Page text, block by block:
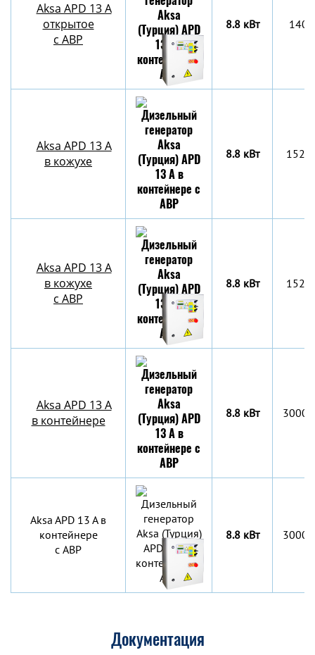
Aksa APD 13 A
открытое
с АВР
8.8 кВт
Aksa APD 13 A
в кожухе
8.8 кВт
Aksa APD 13 A
в кожухе
с АВР
8.8 кВт
Aksa APD 13 A
в контейнере
8.8 кВт
Aksa APD 13 A в
контейнере
c АВР
8.8 кВт
Документация